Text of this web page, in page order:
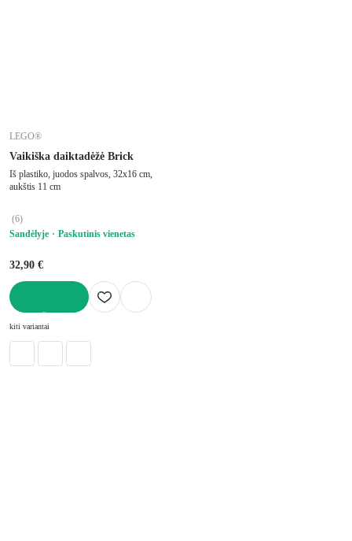
LEGO®
Vaikiška daiktadėžė Brick
Iš plastiko, juodos spalvos, 32x16 cm,
aukštis 11 cm
(6)
Sandėlyje
Paskutinis vienetas
32,90 €
kiti variantai